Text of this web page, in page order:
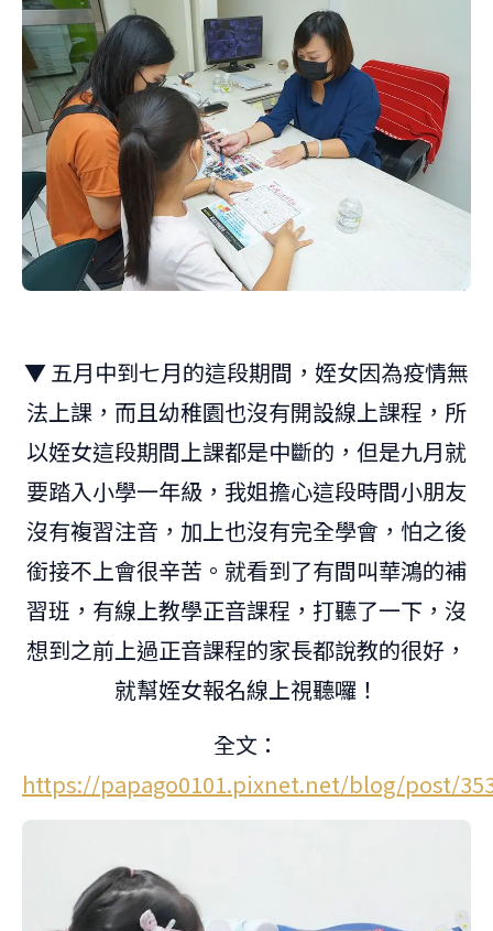
▼ 五月中到七月的這段期間，姪女因為疫情無
法上課，而且幼稚園也沒有開設線上課程，所
以姪女這段期間上課都是中斷的，但是九月就
要踏入小學一年級，我姐擔心這段時間小朋友
沒有複習注音，加上也沒有完全學會，怕之後
銜接不上會很辛苦。就看到了有間叫華鴻的補
習班，有線上教學正音課程，打聽了一下，沒
想到之前上過正音課程的家長都說教的很好，
就幫姪女報名線上視聽囉！
全文：
https://papago0101.pixnet.net/blog/post/